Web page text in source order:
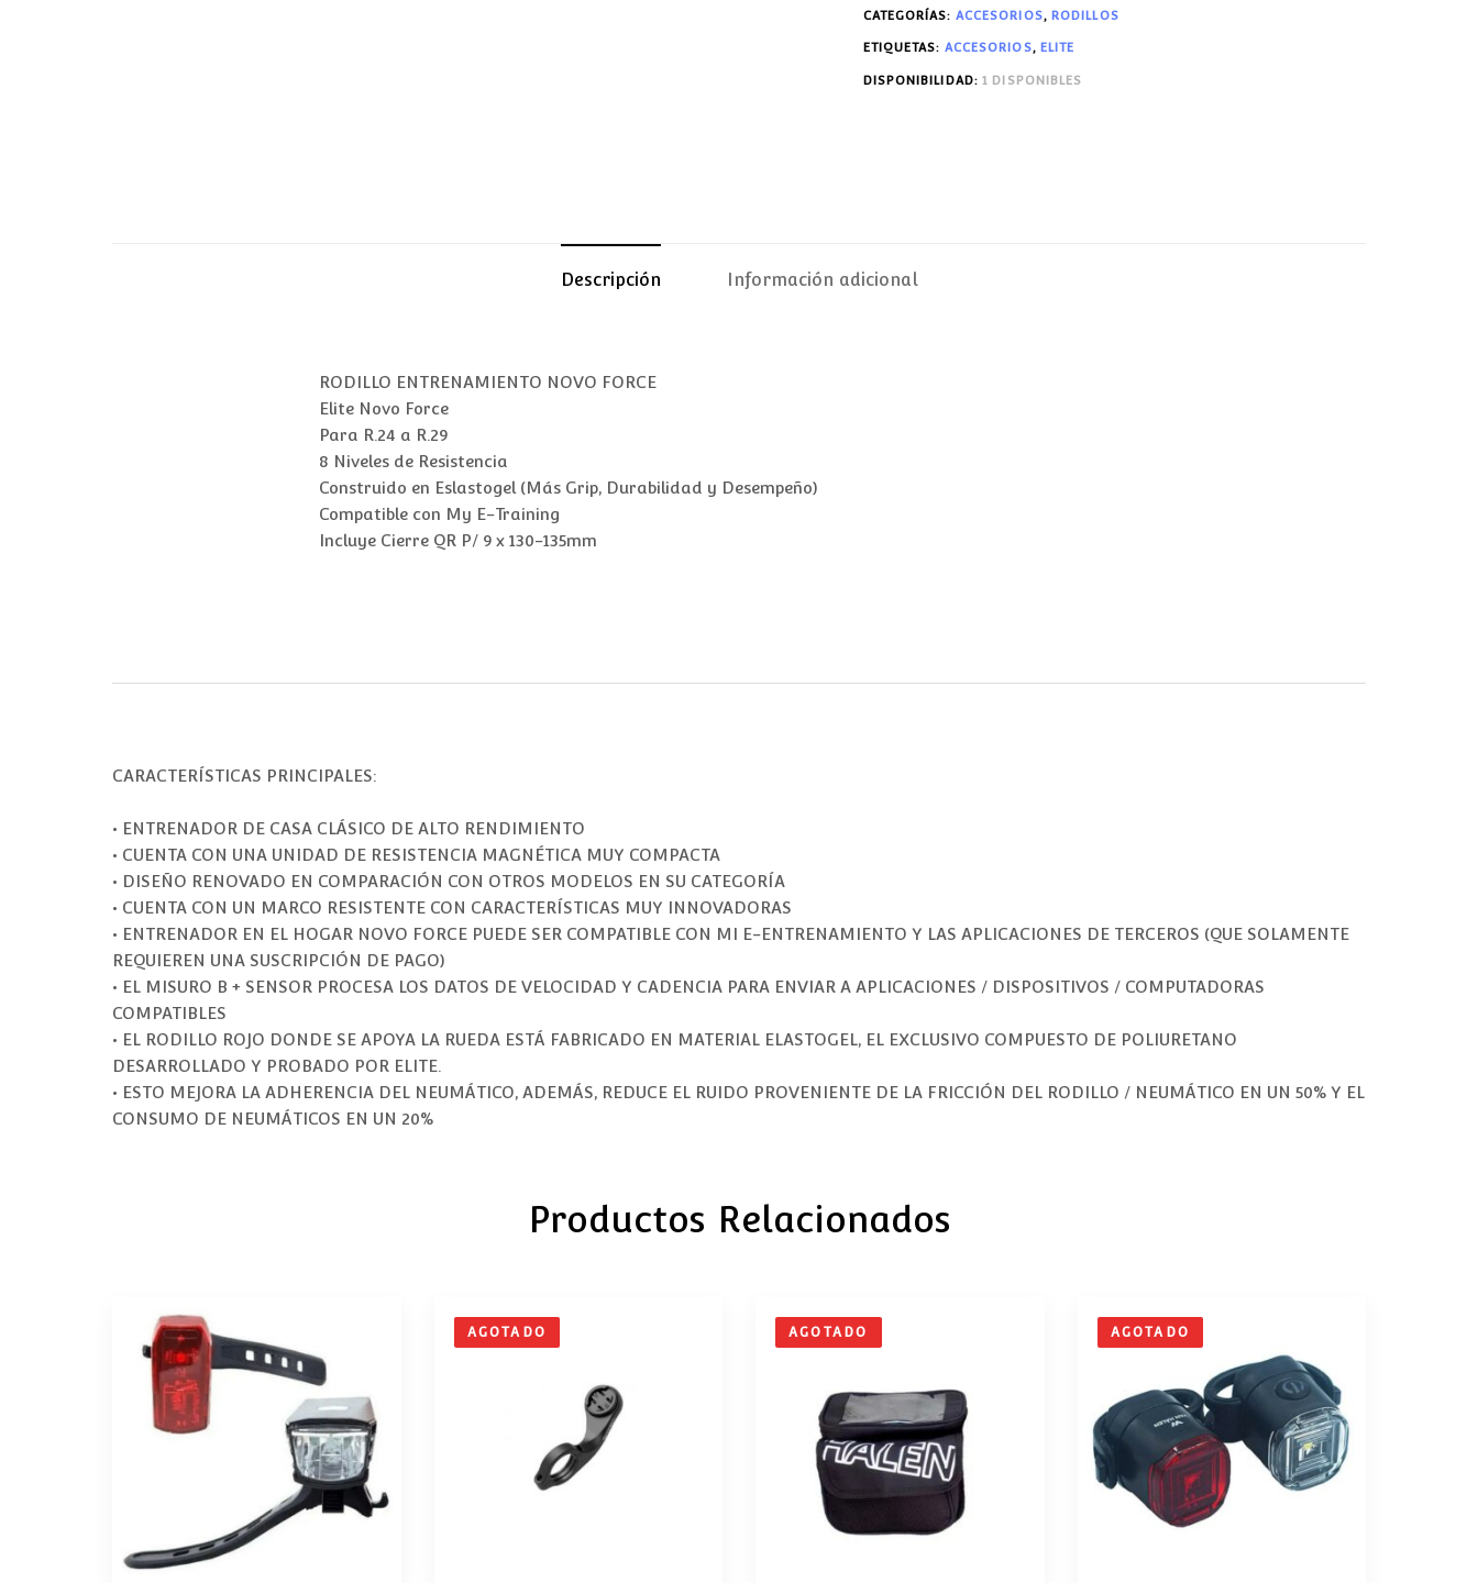
CATEGORÍAS: ACCESORIOS, RODILLOS
ETIQUETAS: ACCESORIOS, ELITE
DISPONIBILIDAD:1 DISPONIBLES
Descripción Información adicional
RODILLO ENTRENAMIENTO NOVO FORCE
Elite Novo Force
Para R.24 a R.29
8 Niveles de Resistencia
Construido en Eslastogel (Más Grip, Durabilidad y Desempeño)
Compatible con My E-Training
Incluye Cierre QR P/ 9 x 130-135mm
CARACTERÍSTICAS PRINCIPALES:
• ENTRENADOR DE CASA CLÁSICO DE ALTO RENDIMIENTO
• CUENTA CON UNA UNIDAD DE RESISTENCIA MAGNÉTICA MUY COMPACTA
• DISEÑO RENOVADO EN COMPARACIÓN CON OTROS MODELOS EN SU CATEGORÍA
• CUENTA CON UN MARCO RESISTENTE CON CARACTERÍSTICAS MUY INNOVADORAS
• ENTRENADOR EN EL HOGAR NOVO FORCE PUEDE SER COMPATIBLE CON MI E-ENTRENAMIENTO Y LAS APLICACIONES DE TERCEROS (QUE SOLAMENTE
REQUIEREN UNA SUSCRIPCIÓN DE PAGO)
• EL MISURO B + SENSOR PROCESA LOS DATOS DE VELOCIDAD Y CADENCIA PARA ENVIAR A APLICACIONES / DISPOSITIVOS / COMPUTADORAS
COMPATIBLES
• EL RODILLO ROJO DONDE SE APOYA LA RUEDA ESTÁ FABRICADO EN MATERIAL ELASTOGEL, EL EXCLUSIVO COMPUESTO DE POLIURETANO
DESARROLLADO Y PROBADO POR ELITE.
• ESTO MEJORA LA ADHERENCIA DEL NEUMÁTICO, ADEMÁS, REDUCE EL RUIDO PROVENIENTE DE LA FRICCIÓN DEL RODILLO / NEUMÁTICO EN UN 50% Y EL
CONSUMO DE NEUMÁTICOS EN UN 20%
Productos Relacionados
AGOTADO AGOTADO AGOTADO